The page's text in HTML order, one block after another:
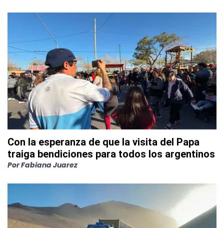
Con la esperanza de que la visita del Papa
traiga bendiciones para todos los argentinos
PorFabiana Juarez